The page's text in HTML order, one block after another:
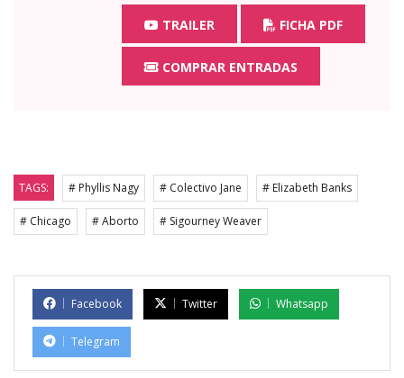
TRAILER FICHA PDF
COMPRAR ENTRADAS
TAGS: # Phyllis Nagy # Colectivo Jane # Elizabeth Banks
# Chicago # Aborto # Sigourney Weaver
Facebook Twitter Whatsapp
Telegram